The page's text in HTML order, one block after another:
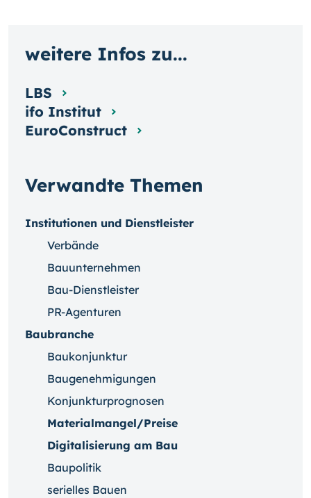
Verwandte Themen
Institutionen und Dienstleister
Verbände
Bauunternehmen
Bau-Dienstleister
PR-Agenturen
Baubranche
Baukonjunktur
Baugenehmigungen
Konjunkturprognosen
Materialmangel/Preise
Digitalisierung am Bau
Baupolitik
serielles Bauen
weitere Infos zu...
LBS
ifo Institut
EuroConstruct